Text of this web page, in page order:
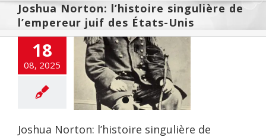
Joshua Norton: l’histoire singulière de
l’empereur juif des États-Unis
18
08, 2025
Norton:
singulière de
juif des
Démocratie
Joshua Norton: l’histoire singulière de